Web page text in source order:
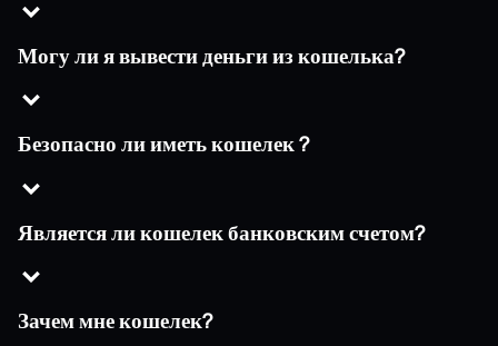
Могу ли я вывести деньги из кошелька?
Безопасно ли иметь кошелек ?
Является ли кошелек банковским счетом?
Зачем мне кошелек?